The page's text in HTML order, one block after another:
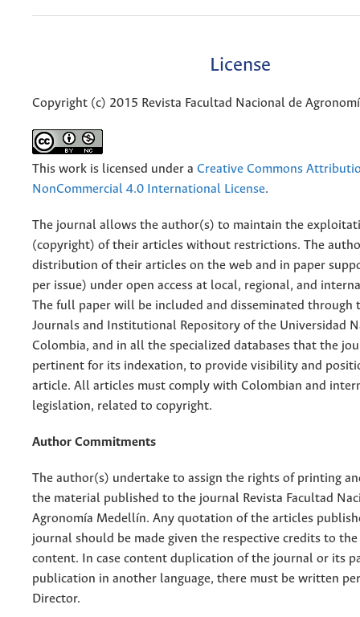
License
Copyright (c) 2015 Revista Facultad Nacional de
This work is licensed under a Creative Commons
NonCommercial 4.0 International License.
The journal allows the author(s) to maintain the
(copyright) of their articles without restrictions. The
distribution of their articles on the web and in paper
per issue) under open access at local, regional, and
The full paper will be included and disseminated through
Journals and Institutional Repository of the Universidad
Colombia, and in all the specialized databases that the
pertinent for its indexation, to provide visibility and
article. All articles must comply with Colombian and
legislation, related to copyright.
Author Commitments
The author(s) undertake to assign the rights of printing
the material published to the journal Revista Facultad
Agronomía Medellín. Any quotation of the articles
journal should be made given the respective credits to
content. In case content duplication of the journal or its
publication in another language, there must be written
Director.